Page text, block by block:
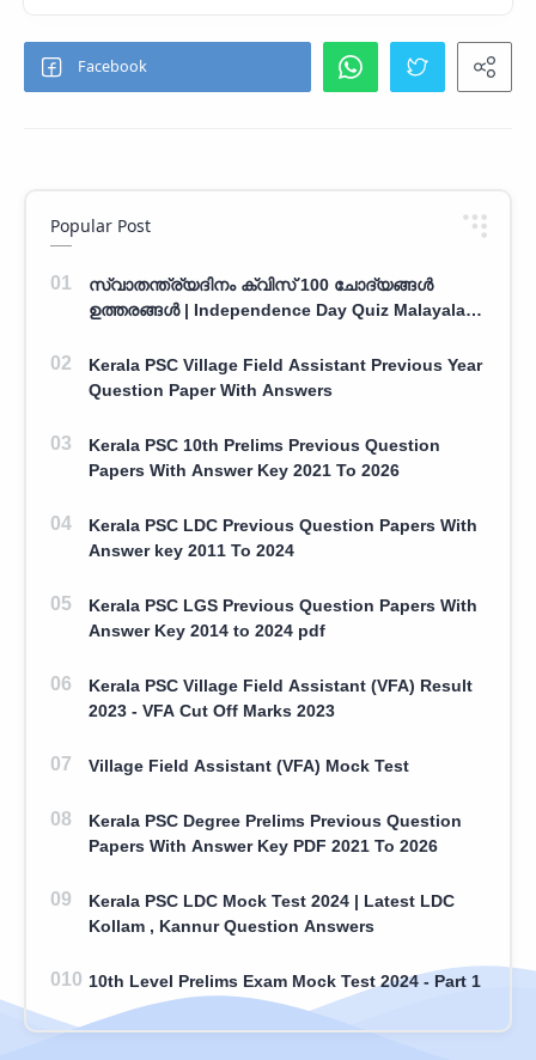
Popular Post
സ്വാതന്ത്ര്യദിനം ക്വിസ് 100 ചോദ്യങ്ങൾ
ഉത്തരങ്ങൾ | Independence Day Quiz Malayalam
Kerala PSC Village Field Assistant Previous Year
Question Paper With Answers
Kerala PSC 10th Prelims Previous Question
Papers With Answer Key 2021 To 2026
Kerala PSC LDC Previous Question Papers With
Answer key 2011 To 2024
Kerala PSC LGS Previous Question Papers With
Answer Key 2014 to 2024 pdf
Kerala PSC Village Field Assistant (VFA) Result
2023 - VFA Cut Off Marks 2023
Village Field Assistant (VFA) Mock Test
Kerala PSC Degree Prelims Previous Question
Papers With Answer Key PDF 2021 To 2026
Kerala PSC LDC Mock Test 2024 | Latest LDC
Kollam , Kannur Question Answers
10th Level Prelims Exam Mock Test 2024 - Part 1